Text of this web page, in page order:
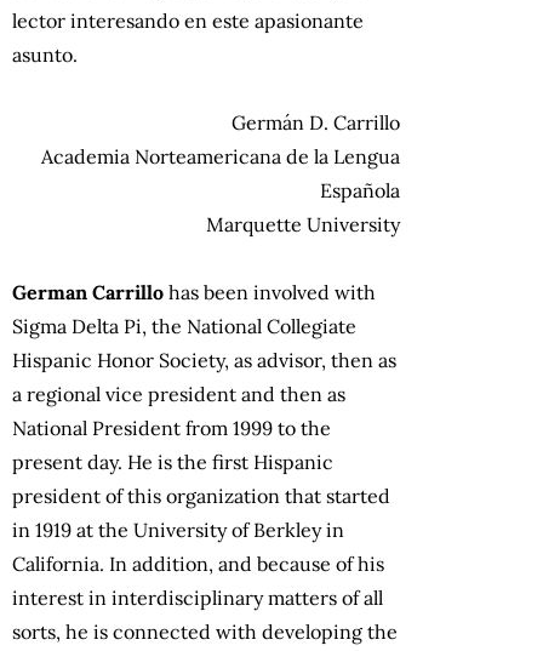
lector interesando en este apasionante
asunto.
Germán D. Carrillo
Academia Norteamericana de la Lengua
Española
Marquette University
German Carrillo has been involved with
Sigma Delta Pi, the National Collegiate
Hispanic Honor Society, as advisor, then as
a regional vice president and then as
National President from 1999 to the
present day. He is the first Hispanic
president of this organization that started
in 1919 at the University of Berkley in
California. In addition, and because of his
interest in interdisciplinary matters of all
sorts, he is connected with developing the